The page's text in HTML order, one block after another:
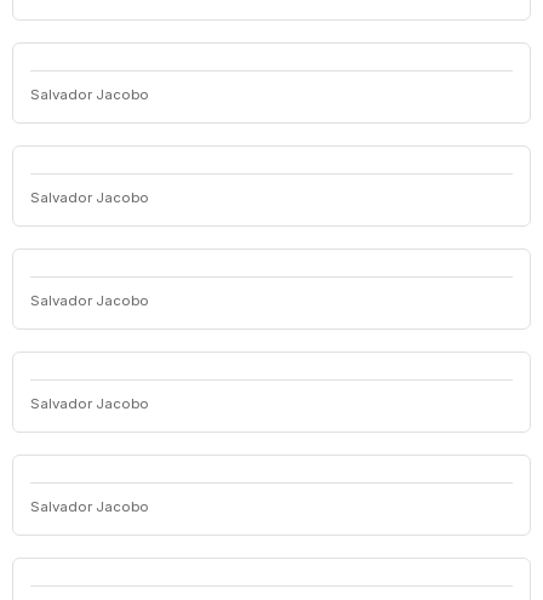
Salvador Jacobo
Salvador Jacobo
Salvador Jacobo
Salvador Jacobo
Salvador Jacobo